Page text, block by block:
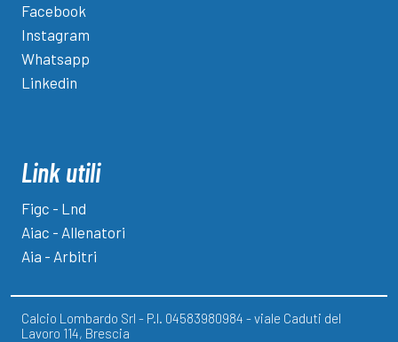
Facebook
Instagram
Whatsapp
Linkedin
Link utili
Figc - Lnd
Aiac - Allenatori
Aia - Arbitri
Calcio Lombardo Srl - P.I. 04583980984 - viale Caduti del
Lavoro 114, Brescia